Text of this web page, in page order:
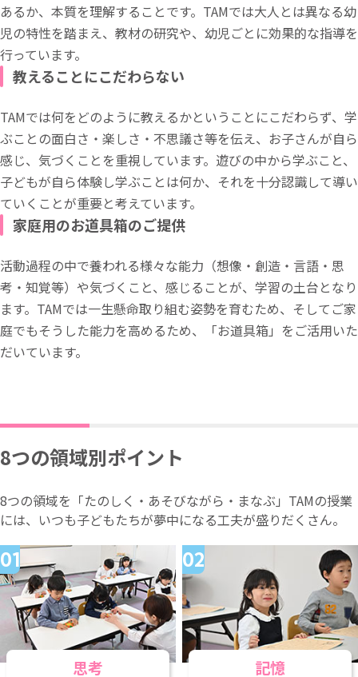
あるか、本質を理解することです。TAMでは大人とは異なる幼
児の特性を踏まえ、教材の研究や、幼児ごとに効果的な指導を
行っています。
教えることにこだわらない
TAMでは何をどのように教えるかということにこだわらず、学
ぶことの面白さ・楽しさ・不思議さ等を伝え、お子さんが自ら
感じ、気づくことを重視しています。遊びの中から学ぶこと、
子どもが自ら体験し学ぶことは何か、それを十分認識して導い
ていくことが重要と考えています。
家庭用のお道具箱のご提供
活動過程の中で養われる様々な能力（想像・創造・言語・思
考・知覚等）や気づくこと、感じることが、学習の土台となり
ます。TAMでは一生懸命取り組む姿勢を育むため、そしてご家
庭でもそうした能力を高めるため、「お道具箱」をご活用いた
だいています。
8つの領域別ポイント
8つの領域を「たのしく・あそびながら・まなぶ」TAMの授業
には、いつも子どもたちが夢中になる工夫が盛りだくさん。
思考 記憶